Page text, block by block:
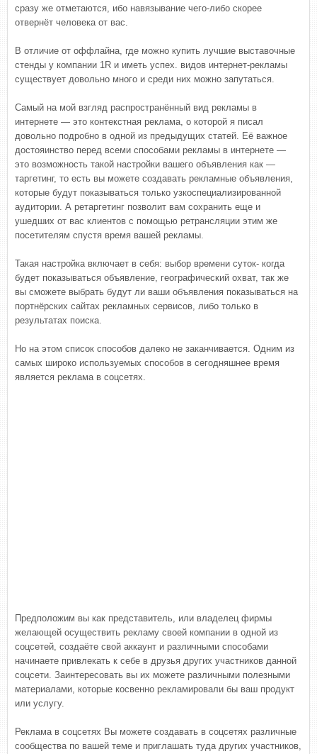
сразу же отметаются, ибо навязывание чего-либо скорее
отвернёт человека от вас.
В отличие от оффлайна, где можно купить лучшие выставочные
стенды у компании 1R и иметь успех. видов интернет-рекламы
существует довольно много и среди них можно запутаться.
Самый на мой взгляд распространённый вид рекламы в
интернете — это контекстная реклама, о которой я писал
довольно подробно в одной из предыдущих статей. Её важное
достояинство перед всеми способами рекламы в интернете —
это возможность такой настройки вашего объявления как —
таргетинг, то есть вы можете создавать рекламные объявления,
которые будут показываться только узкоспециализированной
аудитории. А ретаргетинг позволит вам сохранить еще и
ушедших от вас клиентов с помощью ретрансляции этим же
посетителям спустя время вашей рекламы.
Такая настройка включает в себя: выбор времени суток- когда
будет показываться объявление, географический охват, так же
вы сможете выбрать будут ли ваши объявления показываться на
портнёрских сайтах рекламных сервисов, либо только в
результатах поиска.
Но на этом список способов далеко не заканчивается. Одним из
самых широко используемых способов в сегодняшнее время
является реклама в соцсетях.
Предположим вы как представитель, или владелец фирмы
желающей осуществить рекламу своей компании в одной из
соцсетей, создаёте свой аккаунт и различными способами
начинаете привлекать к себе в друзья других участников данной
соцсети. Заинтересовать вы их можете различными полезными
материалами, которые косвенно рекламировали бы ваш продукт
или услугу.
Реклама в соцсетях Вы можете создавать в соцсетях различные
сообщества по вашей теме и приглашать туда других участников,